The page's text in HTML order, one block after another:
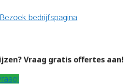
Bezoek bedrijfspagina
Vraag gratis offertes aan!